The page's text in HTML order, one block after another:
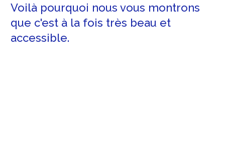
Voilà pourquoi nous vous montrons
que c'est à la fois très beau et
accessible.